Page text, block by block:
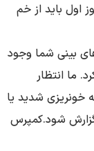
اول باید از خم
بینی شما وجود
ما انتظار
خونریزی شدید یا
گزارش شود.کمپرس